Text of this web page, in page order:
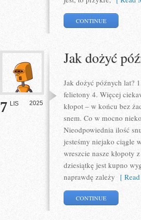
CONTINUE
7 LIS 2025
Jak dożyć
Jak dożyć późnych lat?
felietony 4. Więcej
kłopot – w końcu bez
snem. Co w mocno
Nieodpowiednia ilość
jesteśmy niejako ciągle
wreszcie nasze kłopoty
dziesiątkę jest kupno
naprawdę zależy [
CONTINUE